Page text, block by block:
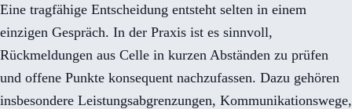
Eine tragfähige Entscheidung entsteht selten in einem
einzigen Gespräch. In der Praxis ist es sinnvoll,
Rückmeldungen aus Celle in kurzen Abständen zu prüfen
und offene Punkte konsequent nachzufassen. Dazu gehören
insbesondere Leistungsabgrenzungen, Kommunikationswege,